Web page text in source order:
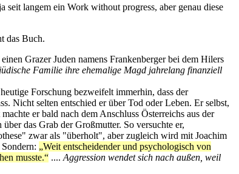
seit langem ein Work without progress, aber genau diese
das Buch.
Grazer Juden namens Frankenberger bei dem Hilers
Familie ihre ehemalige Magd jahrelang finanziell
Forschung bezweifelt immerhin, dass der
Nicht selten entschied er über Tod oder Leben. Er selbst,
er bald nach dem Anschluss Österreichs aus der
das Grab der Großmutter. So versuchte er,
zwar als "überholt", aber zugleich wird mit Joachim
„Weit entscheidender und psychologisch von
musste.“ .... Aggression wendet sich nach außen, weil